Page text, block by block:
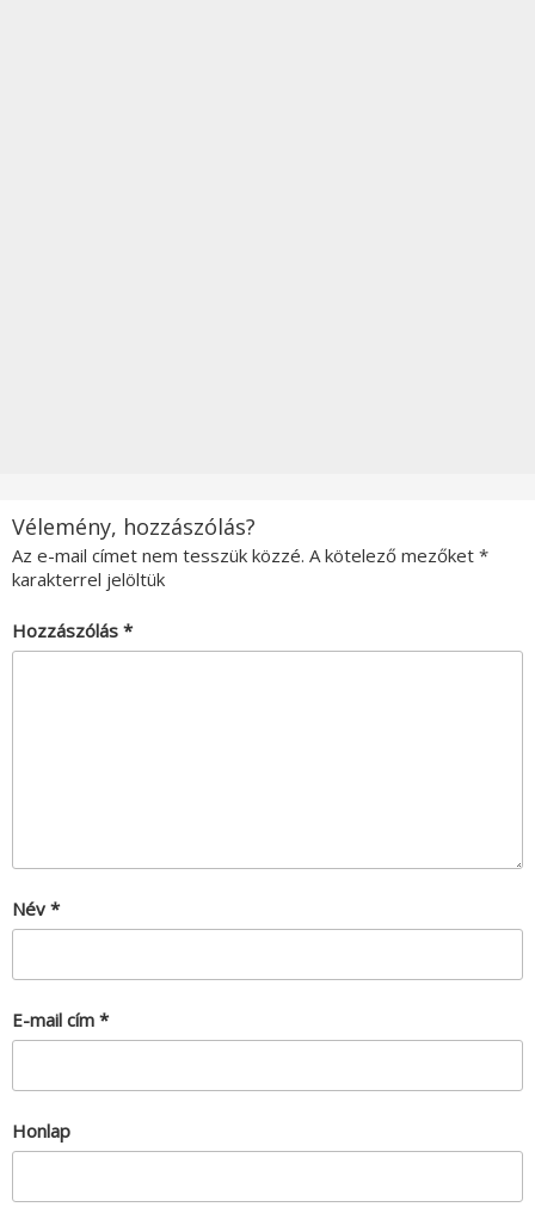
Vélemény, hozzászólás?
Az e-mail címet nem tesszük közzé. A kötelező mezőket *
karakterrel jelöltük
Hozzászólás *
Név *
E-mail cím *
Honlap